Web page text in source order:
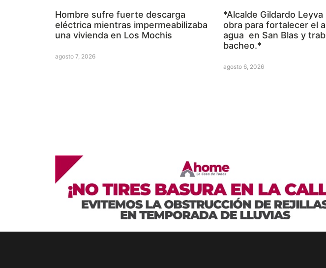
Hombre sufre fuerte descarga
eléctrica mientras impermeabilizaba
una vivienda en Los Mochis
agosto 7, 2026
*Alcalde Gildardo
obra para fortalecer el
agua en San Blas y
bacheo.*
agosto 6, 2026